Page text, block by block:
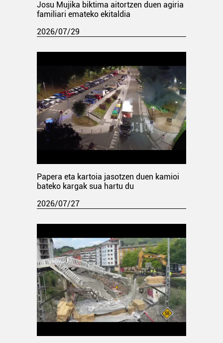
Josu Mujika biktima aitortzen duen agiria
familiari emateko ekitaldia
2026/07/29
Papera eta kartoia jasotzen duen kamioi
bateko kargak sua hartu du
2026/07/27